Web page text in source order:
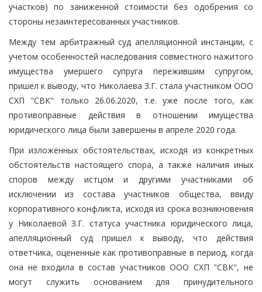
участков) по заниженной стоимости без одобрения со
стороны незаинтересованных участников.
Между тем арбитражный суд апелляционной инстанции, с
учетом особенностей наследования совместного нажитого
имущества умершего супруга пережившим супругом,
пришел к выводу, что Николаева З.Г. стала участником ООО
СХП "СВК" только 26.06.2020, т.е. уже после того, как
противоправные действия в отношении имущества
юридического лица были завершены в апреле 2020 года.
При изложенных обстоятельствах, исходя из конкретных
обстоятельств настоящего спора, а также наличия иных
споров между истцом и другими участниками об
исключении из состава участников общества, ввиду
корпоративного конфликта, исходя из срока возникновения
у Николаевой З.Г. статуса участника юридического лица,
апелляционный суд пришел к выводу, что действия
ответчика, оцененные как противоправные в период, когда
она не входила в состав участников ООО СХП "СВК", не
могут служить основанием для принудительного